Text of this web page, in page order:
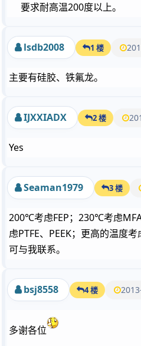
要求耐高温200度以上。
lsdb2008 1 楼
主要有硅胶、铁氟龙。
IJXXIADX 2 楼
Yes
Seaman1979 3 楼
200℃考虑FEP；230℃考虑
虑PTFE、PEEK；更高的温度
可与我联系。
bsj8558 4 楼
多谢各位